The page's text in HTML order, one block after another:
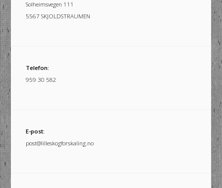
Solheimsvegen 111
5567 SKJOLDSTRAUMEN
Telefon:
959 30 582
E-post:
post@lilleskogforskaling.no